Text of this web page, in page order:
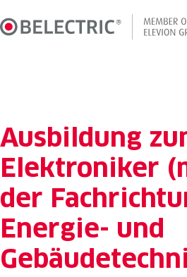
Inhalt
springen
Ausbildung
Elektroniker
der
Energie- und